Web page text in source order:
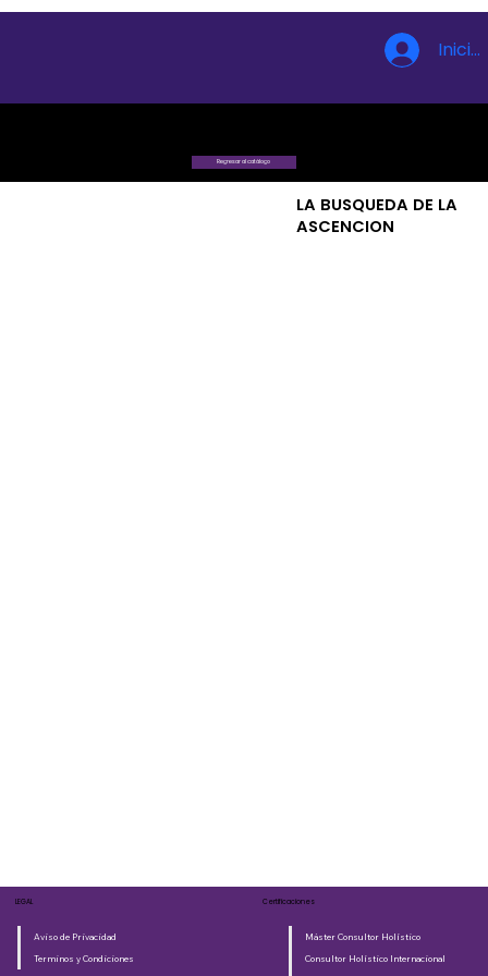
Regresar al catálogo
LA BUSQUEDA DE LA
ASCENCION
Aviso de Privacidad
Terminos y Condiciones
LEGAL
Máster Consultor Holístico
Consultor Holístico Internacional
Certificaciones